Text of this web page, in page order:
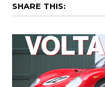
SHARE THIS: